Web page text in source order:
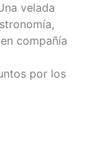
velada
compañía
por los